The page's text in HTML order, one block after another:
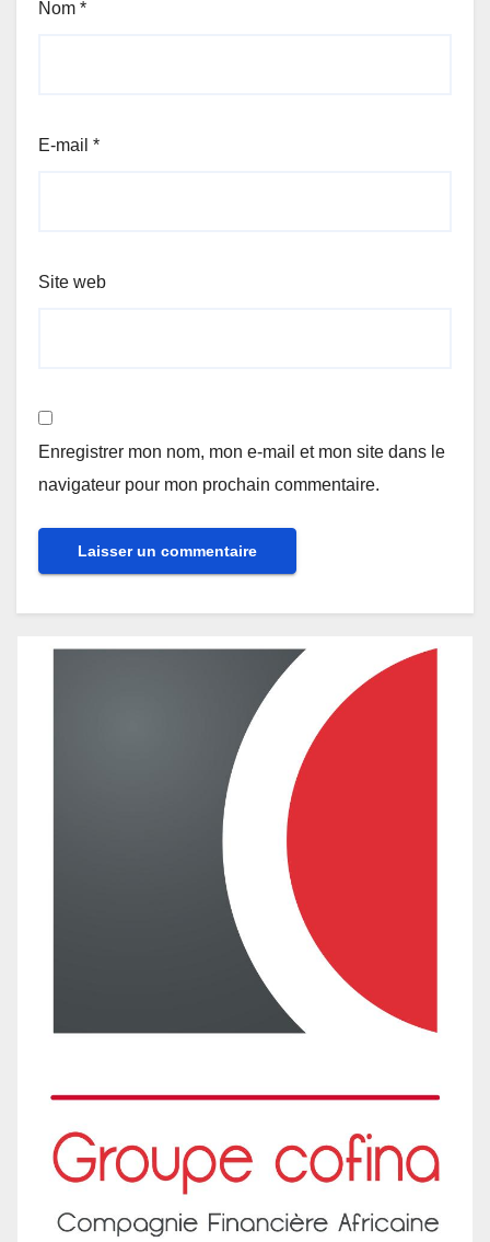
Nom *
E-mail *
Site web
Enregistrer mon nom, mon e-mail et mon site dans le
navigateur pour mon prochain commentaire.